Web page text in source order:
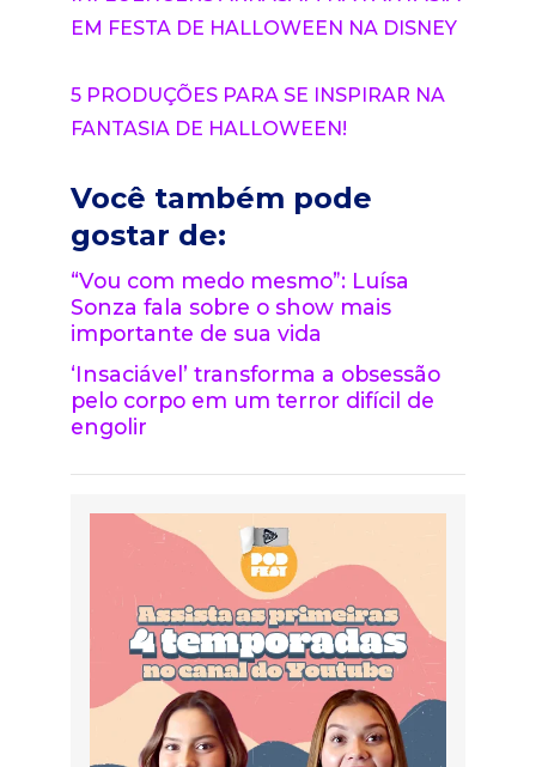
EM FESTA DE HALLOWEEN NA DISNEY
5 PRODUÇÕES PARA SE INSPIRAR NA
FANTASIA DE HALLOWEEN!
Você também pode
gostar de:
“Vou com medo mesmo”: Luísa
Sonza fala sobre o show mais
importante de sua vida
‘Insaciável’ transforma a obsessão
pelo corpo em um terror difícil de
engolir